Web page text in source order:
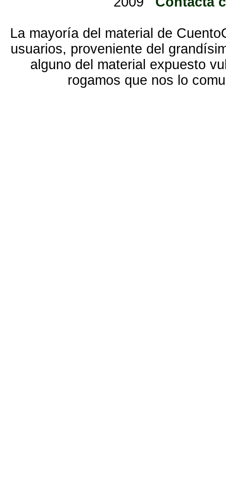
La mayoría del material de
usuarios, proveniente del
alguno del material expuesto
rogamos que nos lo